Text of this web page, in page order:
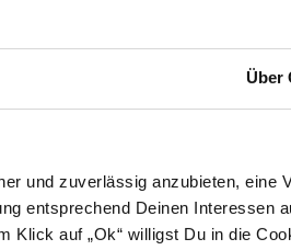
Über
und zuverlässig anzubieten, eine
entsprechend Deinen Interessen
Klick auf „Ok“ willigst Du in die